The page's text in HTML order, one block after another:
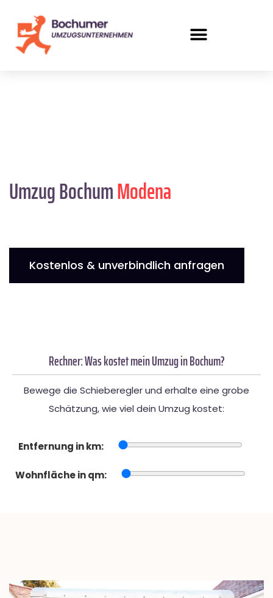
Umzug BochumModena
Kostenlos & unverbindlich anfragen
Rechner: Was kostet mein Umzug in Bochum?
Bewege die Schieberegler und erhalte eine grobe
Schätzung, wie viel dein Umzug kostet:
Entfernung in km:
Wohnfläche in qm: